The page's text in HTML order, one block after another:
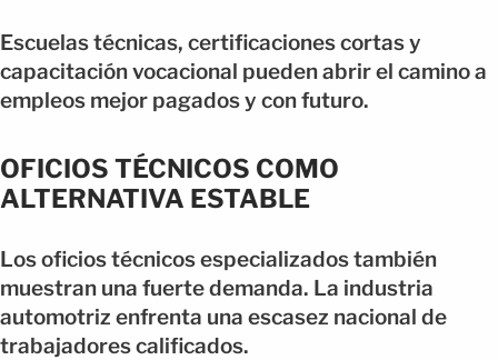
Escuelas técnicas, certificaciones cortas y
capacitación vocacional pueden abrir el camino a
empleos mejor pagados y con futuro.
OFICIOS TÉCNICOS COMO
ALTERNATIVA ESTABLE
Los oficios técnicos especializados también
muestran una fuerte demanda. La industria
automotriz enfrenta una escasez nacional de
trabajadores calificados.